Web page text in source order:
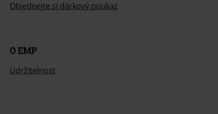
Objednejte si dárkový poukaz
O EMP
Udržitelnost